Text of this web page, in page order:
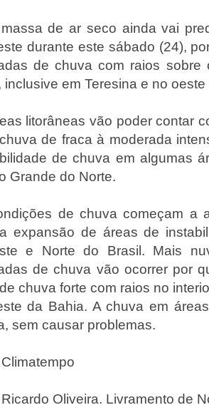
de ar seco ainda vai
durante este sábado (24),
de chuva com raios sobre
inclusive em Teresina e no
litorâneas vão poder contar
de fraca à moderada
de chuva em algumas
Grande do Norte.
de chuva começam a
expansão de áreas de
e Norte do Brasil. Mais
de chuva vão ocorrer por
chuva forte com raios no
da Bahia. A chuva em
sem causar problemas.
Oliveira. Livramento de